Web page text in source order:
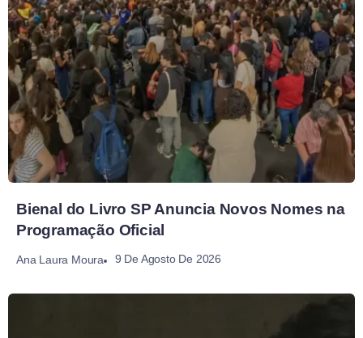
Bienal do Livro SP Anuncia Novos Nomes na
Programação Oficial
Ana Laura Moura 9 De Agosto De 2026